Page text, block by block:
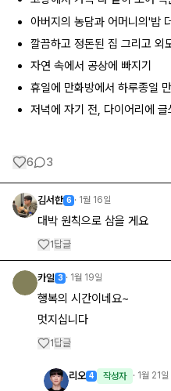
아버지의 농담과 어머니의'밥
깔끔하고 정돈된 집 그리고 외
자연 속에서 공상에 빠지기
휴일에 만화방에서 하루종일
저녁에 자기 전, 다이어리에
6 3
김서한 6 · 1월 16일
대박 원칙으로 삼을 게요
1 답글
카일 3 · 1월 19일
행복의 시간이네요~
멋지십니다
1 답글
리오 4 작성자 · 1월 21일